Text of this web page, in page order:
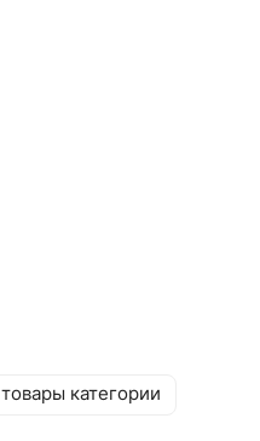
категории